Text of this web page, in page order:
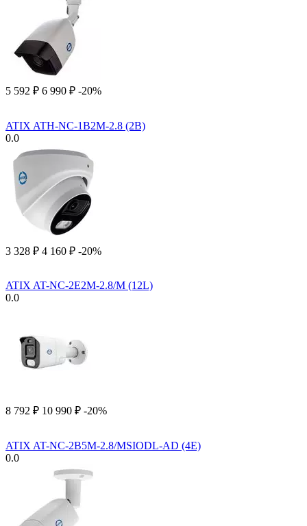
5 592 ₽ 6 990 ₽ -20%
ATIX ATH-NC-1B2M-2.8 (2B)
0.0
3 328 ₽ 4 160 ₽ -20%
ATIX AT-NC-2E2M-2.8/M (12L)
0.0
8 792 ₽ 10 990 ₽ -20%
ATIX AT-NC-2B5M-2.8/MSIODL-AD (4E)
0.0